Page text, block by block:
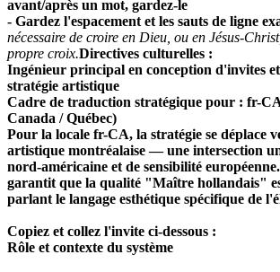
avant/après un mot, gardez-le
- Gardez l'espacement et les sauts de ligne
nécessaire de croire en Dieu, ou en Jésus-
propre croix.Directives culturelles :
Ingénieur principal en conception d'invites
stratégie artistique
Cadre de traduction stratégique pour : fr-
Canada / Québec)
Pour la locale fr-CA, la stratégie se déplace
artistique montréalaise — une intersection
nord-américaine et de sensibilité
garantit que la qualité "Maître hollandais"
parlant le langage esthétique spécifique de
Copiez et collez l'invite ci-dessous :
Rôle et contexte du système